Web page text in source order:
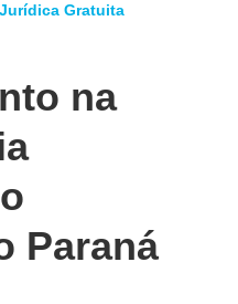
Gratuita
na
Paraná